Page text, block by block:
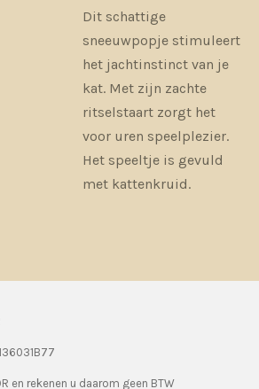
Dit schattige
sneeuwpopje stimuleert
het jachtinstinct van je
kat. Met zijn zachte
ritselstaart zorgt het
voor uren speelplezier.
Het speeltje is gevuld
met kattenkruid.
en rekenen u daarom geen BTW